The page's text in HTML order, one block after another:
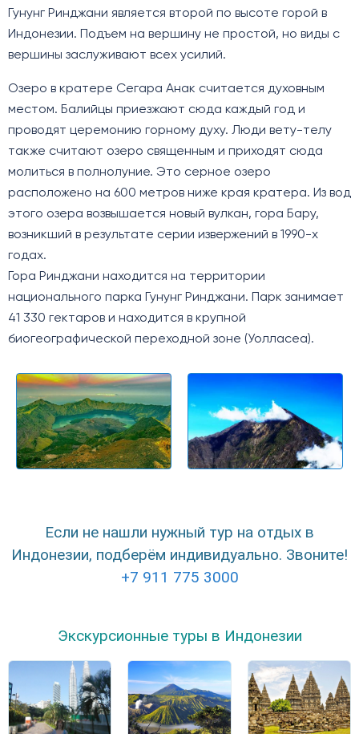
Гунунг Ринджани является второй по высоте горой в
Индонезии. Подъем на вершину не простой, но виды с
вершины заслуживают всех усилий.
Озеро в кратере Сегара Анак считается духовным
местом. Балийцы приезжают сюда каждый год и
проводят церемонию горному духу. Люди вету-телу
также считают озеро священным и приходят сюда
молиться в полнолуние. Это серное озеро
расположено на 600 метров ниже края кратера. Из вод
этого озера возвышается новый вулкан, гора Бару,
возникший в результате серии извержений в 1990-х
годах.
Гора Ринджани находится на территории
национального парка Гунунг Ринджани. Парк занимает
41 330 гектаров и находится в крупной
биогеографической переходной зоне (Уолласеа).
Если не нашли нужный тур на отдых в
Индонезии, подберём индивидуально. Звоните!
+7 911 775 3000
Экскурсионные туры в Индонезии